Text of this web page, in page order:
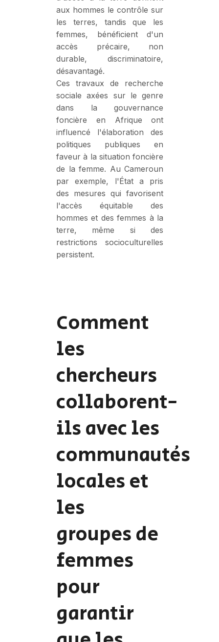
aux hommes le contrôle sur
les terres, tandis que les
femmes, bénéficient d'un
accès précaire, non
durable, discriminatoire,
désavantagé.
Ces travaux de recherche
sociale axées sur le genre
dans la gouvernance
foncière en Afrique ont
influencé l'élaboration des
politiques publiques en
faveur à la situation foncière
de la femme. Au Cameroun
par exemple, l'État a pris
des mesures qui favorisent
l'accès équitable des
hommes et des femmes à la
terre, même si des
restrictions socioculturelles
persistent.
Comment
les
chercheurs
collaborent-
ils avec les
communautés
locales et
les
groupes de
femmes
pour
garantir